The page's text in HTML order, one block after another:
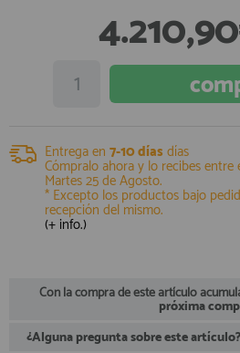
AFILIADOS
910 60 71 03
HORARIO de TIENDA:
de 10:00 a 20:00 de Lunes a Viernes
Sábados de 10:00 a 14:00
info@francobordo.com
registro
Entrega en 7-10 días días
Cómpralo ahora y lo recibes entre
Martes 25 de Agosto.
* Excepto los productos bajo
recepción del mismo.
(+ info.)
Con la compra de este artículo
próxima
¿Alguna pregunta sobre este artículo?